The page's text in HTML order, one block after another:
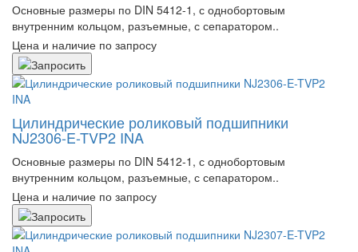
Основные размеры по DIN 5412-1, с однобортовым
внутренним кольцом, разъемные, с сепаратором..
Цена и наличие по запросу
Цилиндрические роликовый подшипники
NJ2306-E-TVP2 INA
Основные размеры по DIN 5412-1, с однобортовым
внутренним кольцом, разъемные, с сепаратором..
Цена и наличие по запросу